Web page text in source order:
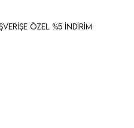
Özel %5 İndirim